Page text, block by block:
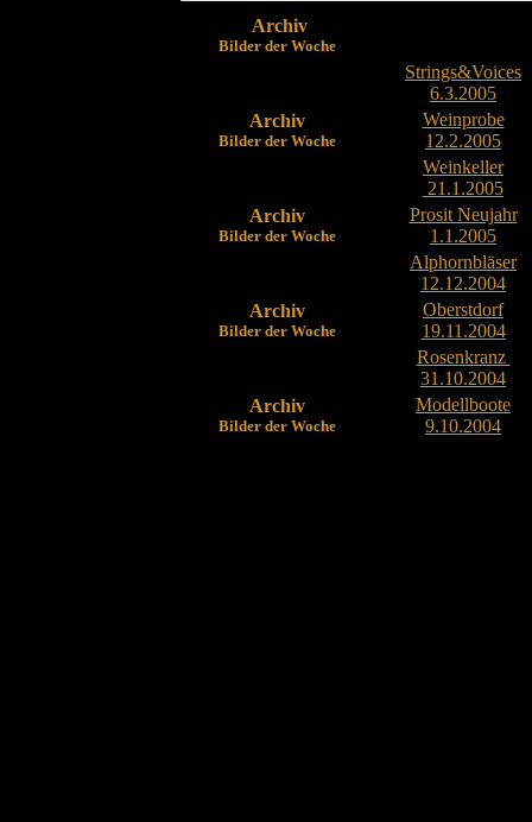
Archiv
Bilder der Woche
Strings&Voices
6.3.2005
Archiv
Bilder der Woche
Weinprobe
12.2.2005
Weinkeller
21.1.2005
Archiv
Bilder der Woche
Prosit Neujahr
1.1.2005
Alphornbläser
12.12.2004
Archiv
Bilder der Woche
Oberstdorf
19.11.2004
Rosenkranz
31.10.2004
Archiv
Bilder der Woche
Modellboote
9.10.2004